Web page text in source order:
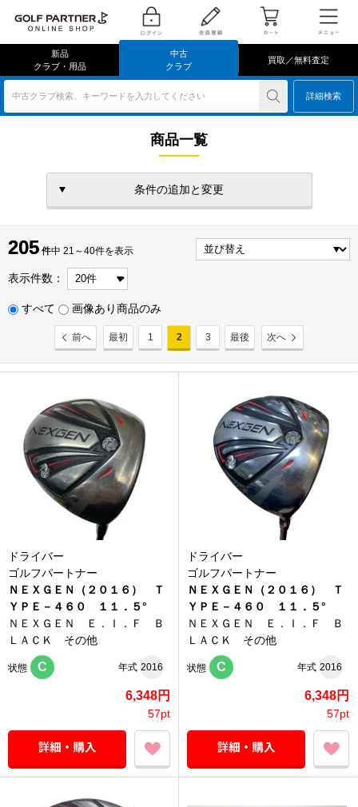
新品
クラブ・用品
中古
クラブ
買取／無料査定
中古クラブ検索、キーワードを入力してください 詳細検索
商品一覧
条件の追加と変更
205 件
205 件中 21～40件を表示
表示件数：
すべて 画像あり商品のみ
前へ 最初 1 2 3 最後 次へ
ドライバー
ゴルフパートナー
ＮＥＸＧＥＮ（２０１６） Ｔ
ＹＰＥ－４６０ １１．５°
ＮＥＸＧＥＮ Ｅ．Ｉ．Ｆ Ｂ
ＬＡＣＫ その他
状態 C 年式 2016
6,348円
57pt
ドライバー
ゴルフパートナー
ＮＥＸＧＥＮ（２０１６） Ｔ
ＹＰＥ－４６０ １１．５°
ＮＥＸＧＥＮ Ｅ．Ｉ．Ｆ Ｂ
ＬＡＣＫ その他
状態 C 年式 2016
6,348円
57pt